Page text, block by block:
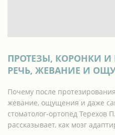
ПРОТЕЗЫ, КОРОНКИ И
РЕЧЬ, ЖЕВАНИЕ И
Почему после
жевание, ощущения и даже
стоматолог-ортопед Терехов
рассказывает, как мозг